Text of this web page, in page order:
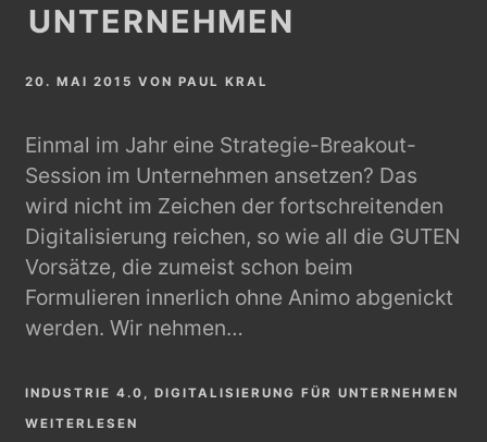
UNTERNEHMEN
20. MAI 2015 VONPAUL KRAL
Einmal im Jahr eine Strategie-Breakout-
Session im Unternehmen ansetzen? Das
wird nicht im Zeichen der fortschreitenden
Digitalisierung reichen, so wie all die GUTEN
Vorsätze, die zumeist schon beim
Formulieren innerlich ohne Animo abgenickt
werden. Wir nehmen…
INDUSTRIE 4.0, DIGITALISIERUNG FÜR UNTERNEHMEN
WEITERLESEN